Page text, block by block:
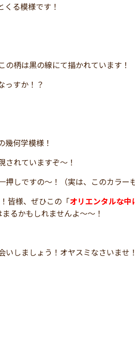
る模様です！
柄は黒の線にて描かれています！
っすか！？
幾何学模様！
されていますぞ～！
しですの～！（実は、このカラー
皆様、ぜひこの「オリエンタルな
るかもしれませんよ～～！
しましょう！オヤスミなさいませ！